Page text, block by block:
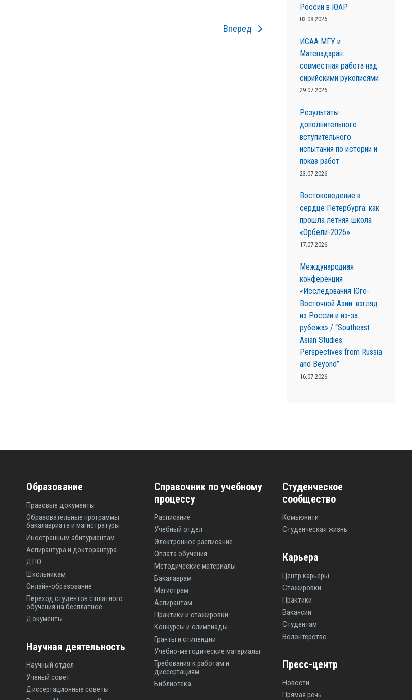
Вперед
России в ЮАР
03.08.2026
ИСАА МГУ и
Матенадаран:
совместная работа над
сирийскими рукописями
29.07.2026
Результаты
дополнительного
вступительного
испытания по истории и
показ работ
23.07.2026
Востоковедение в
сердце Петербурга: как
прошла летняя школа
«Орбели-2026»
17.07.2026
Международная
конференция
«Исследования Юго-
Восточной Азии: взгляд
из России и из-за
рубежа» / “Southeast
Asian Studies:
Perspectives from Russia
and Beyond”
16.07.2026
Образование
Правовые документы
Образовательные программы
бакалавриата и магистратуры
Иностранным абитуриентам
Аспирантура и докторантура
ДПО
Школьникам
Онлайн-образование
Переход студентов с платного
обучения на бесплатное
Документы
Научная деятельность
Научный отдел
Ученый совет
Диссертационные советы
Справочник по учебному
процессу
Расписание
Учебный отдел
Электронное расписание
Оплата обучения
Методические материалы
Бакалаврам
Магистрам
Аспирантам
Практики и стажировки
Конкурсы и олимпиады
Гранты и стипендии
Учебно-методические материалы
Требования к работам и
диссертациям
Библиотека
Студенческое
сообщество
Комьюнити
Студенческая жизнь
Карьера
Центр карьеры
Стажировки
Практики
Вакансии
Студентам
Волонтерство
Пресс-центр
Новости
Прямая речь